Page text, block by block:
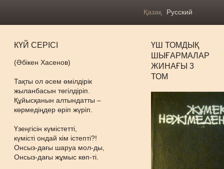
Қазақ Русский
КҮЙ СЕРІСІ
(Әбікен Хасенов)
Тақты ол әсем өмілдірік
жыланбасын төгілдіріп.
Құйысқанын алтындатты –
көрмедіңдер өріп жүріп.
Үзеңгісін күмістетті,
күмісті ондай кім істепті?!
Онсыз-дағы шаруа мол-ды,
Онсыз-дағы жұмыс көп-ті.
ҮШ ТОМДЫҚ
ШЫҒАРМАЛАР
ЖИНАҒЫ 3
ТОМ